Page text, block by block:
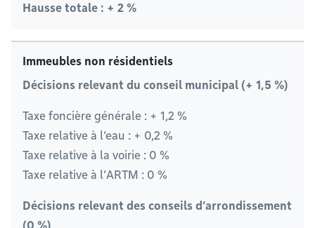
Hausse totale : + 2 %
Immeubles non résidentiels
Décisions relevant du conseil municipal (+ 1,5 %)
Taxe foncière générale : + 1,2 %
Taxe relative à l’eau : + 0,2 %
Taxe relative à la voirie : 0 %
Taxe relative à l’ARTM : 0 %
Décisions relevant des conseils d’arrondissement
(0 %)